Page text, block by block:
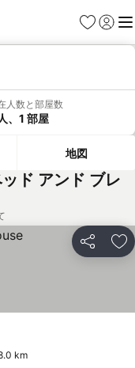
お気に入り
ログイ
メ
人数と部屋数
、1 部屋
地図
ド アンド ブレ
シェア お
km